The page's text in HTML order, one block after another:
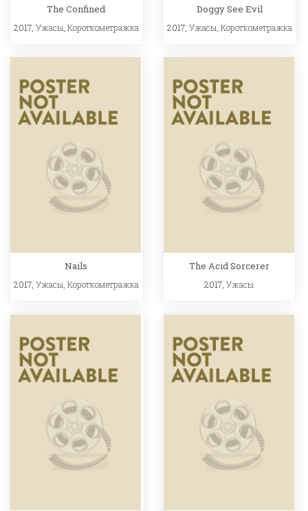
The Confined
2017, Ужасы Короткометражка
Doggy See Evil
2017,Ужасы ,Короткометражка
Nails
2017, Ужасы, Короткометражка
The Acid Sorcerer
2017,Ужасы